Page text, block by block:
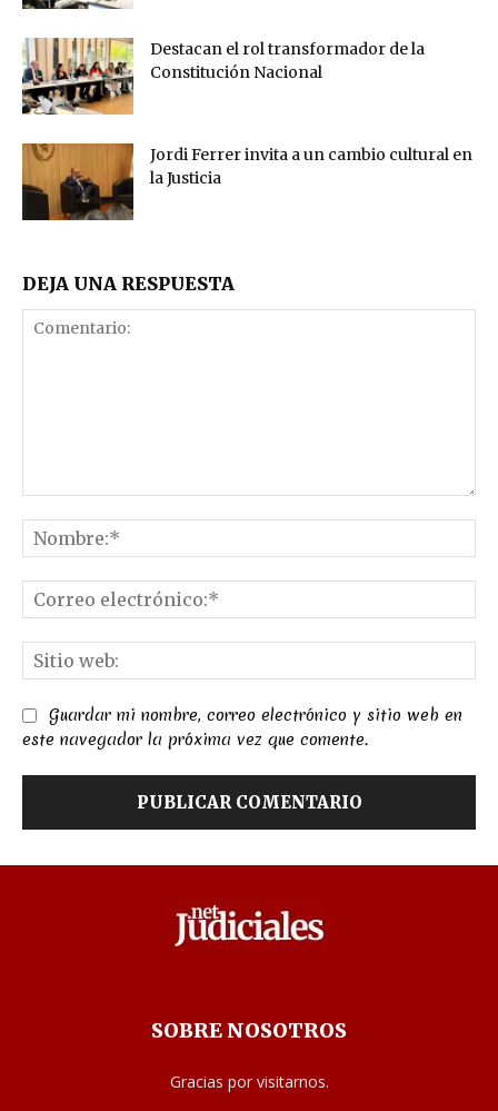
Destacan el rol transformador de la
Constitución Nacional
Jordi Ferrer invita a un cambio cultural en
la Justicia
DEJA UNA RESPUESTA
Guardar mi nombre, correo electrónico y sitio web en
este navegador la próxima vez que comente.
SOBRE NOSOTROS
Gracias por visitarnos.